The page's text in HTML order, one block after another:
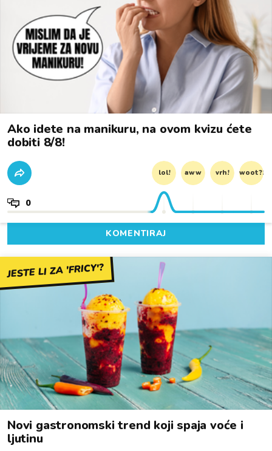
Ako idete na manikuru, na ovom kvizu ćete
dobiti 8/8!
lol! aww vrh! woot?!
0
KOMENTIRAJ
JESTE LI ZA 'FRICY'?
Novi gastronomski trend koji spaja voće i
ljutinu